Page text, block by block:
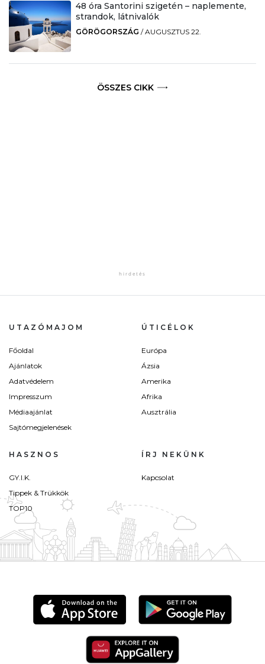
48 óra Santorini szigetén – naplemente,
strandok, látnivalók
GÖRÖGORSZÁG /AUGUSZTUS 22.
ÖSSZES CIKK
UTAZÓMAJOM
Főoldal
Ajánlatok
Adatvédelem
Impresszum
Médiaajánlat
Sajtómegjelenések
ÚTICÉLOK
Európa
Ázsia
Amerika
Afrika
Ausztrália
HASZNOS
GY.I.K.
Tippek & Trükkök
TOP10
ÍRJ NEKÜNK
Kapcsolat